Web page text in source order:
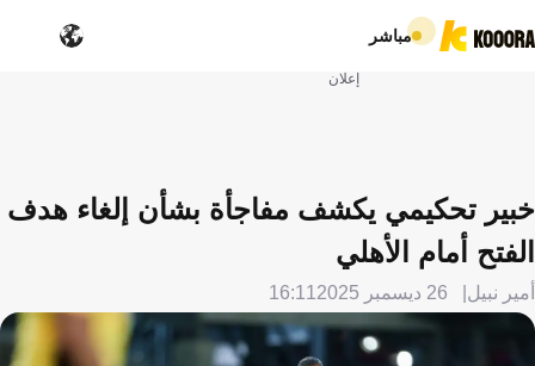
مباشر
إعلان
خبير تحكيمي يكشف مفاجأة بشأن إلغاء هدف
الفتح أمام الأهلي
أمير نبيل 26 ديسمبر 2025 16:11